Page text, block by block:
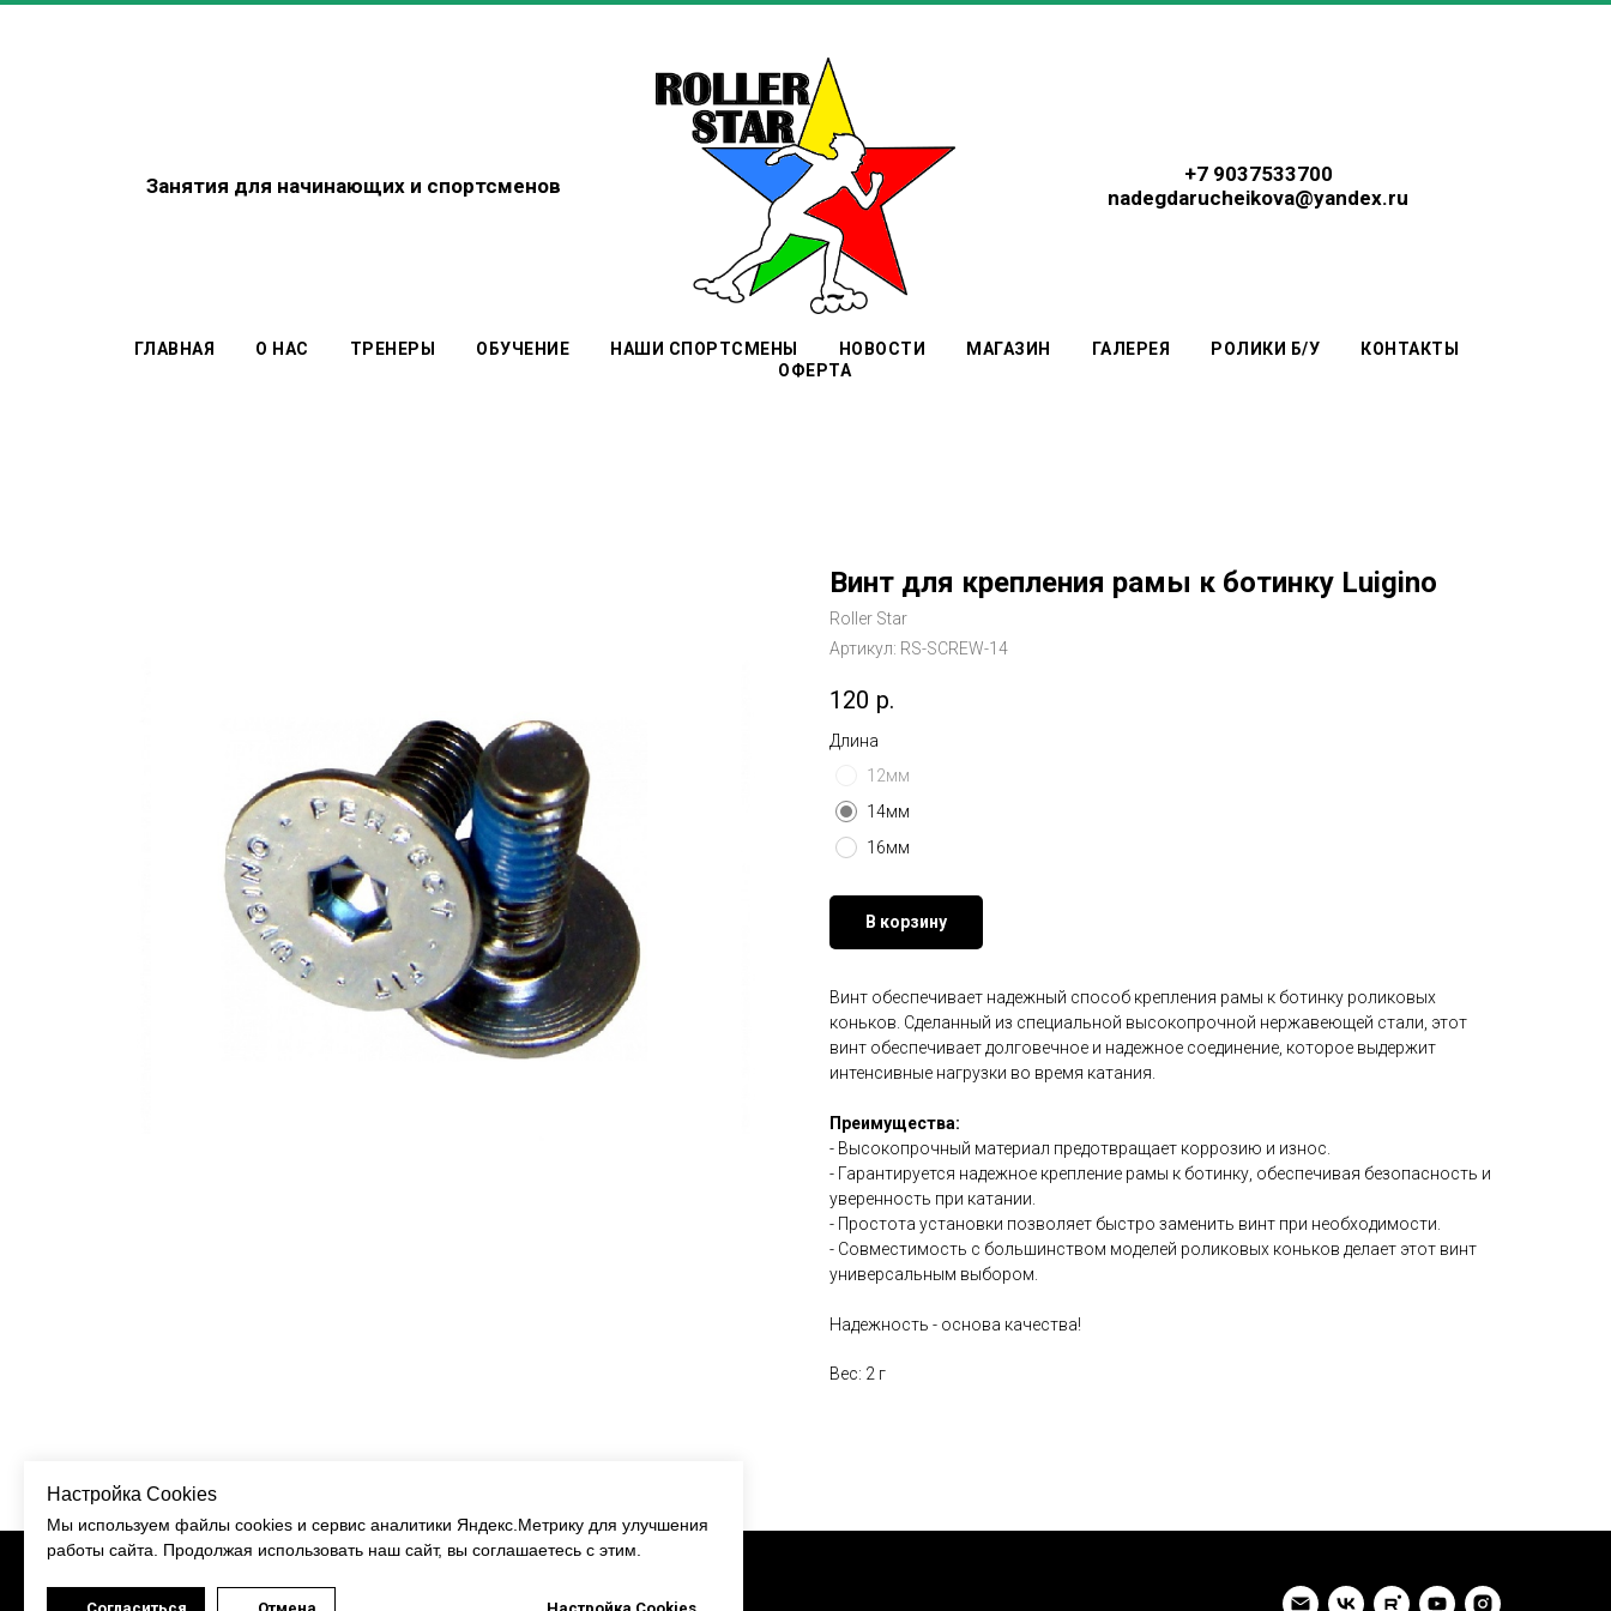
Занятия для начинающихи спортсменов
+7 9037533700
nadegdarucheikova@yandex.ru
ГЛАВНАЯ О НАС ТРЕНЕРЫ ОБУЧЕНИЕ НАШИ СПОРТСМЕНЫ НОВОСТИ МАГАЗИН ГАЛЕРЕЯ РОЛИКИ Б/У
КОНТАКТЫ
ОФЕРТА
Винт для крепления рамы к ботинку Luigino
Roller Star
Артикул: RS-SCREW-14
120 р.
Длина
12мм
14мм
16мм
В корзину
Винт обеспечивает надежный способ крепления рамы к ботинку роликовых
коньков. Сделанный из специальной высокопрочной нержавеющей стали, этот
винт обеспечивает долговечное и надежное соединение, которое выдержит
интенсивные нагрузки во время катания.
Преимущества:
- Высокопрочный материал предотвращает коррозию и износ.
- Гарантируется надежное крепление рамы к ботинку, обеспечивая безопасность и
уверенность при катании.
- Простота установки позволяет быстро заменить винт при необходимости.
- Совместимость с большинством моделей роликовых коньков делает этот винт
универсальным выбором.
Надежность - основа качества!
Вес: 2 г
Настройка Cookies
Мы используем файлы cookies и сервис аналитики Яндекс.Метрику для улучшения
работы сайта. Продолжая использовать наш сайт, вы соглашаетесь с этим.
© 2021. Все права защищены. Роллер школа ROLLER STAR